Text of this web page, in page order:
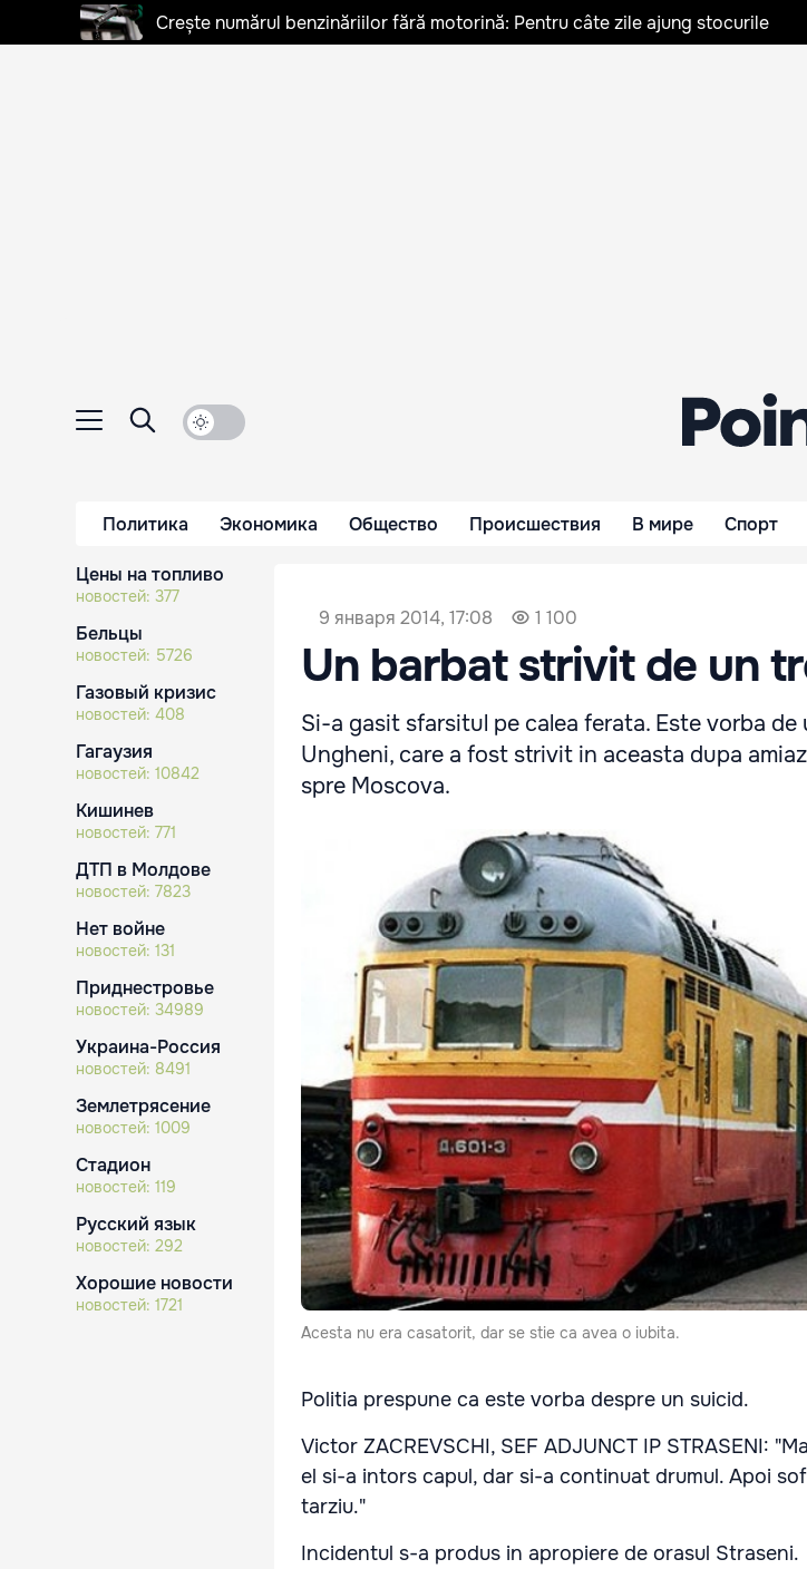
Crește numărul benzinăriilor fără motorină: Pentru câte zile ajung stocurile
Политика Экономика Общество Происшествия В мире Спорт
Цены на топливо
новостей: 377
Бельцы
новостей: 5726
Газовый кризис
новостей: 408
Гагаузия
новостей: 10842
Кишинев
новостей: 771
ДТП в Молдове
новостей: 7823
Нет войне
новостей: 131
Приднестровье
новостей: 34989
Украина-Россия
новостей: 8491
Землетрясение
новостей: 1009
Стадион
новостей: 119
Русский язык
новостей: 292
Хорошие новости
новостей: 1721
9 января 2014, 17:08 1 100
Un barbat strivit de un
Si-a gasit sfarsitul pe calea ferata. Este vorba
Ungheni, care a fost strivit in aceasta dupa
spre Moscova.
Acesta nu era casatorit, dar se stie ca avea o iubita.
Politia prespune ca este vorba despre un suicid.
Victor ZACREVSCHI, SEF ADJUNCT IP STRASENI:
el si-a intors capul, dar si-a continuat drumul. Apoi
tarziu."
Incidentul s-a produs in apropiere de orasul Straseni.